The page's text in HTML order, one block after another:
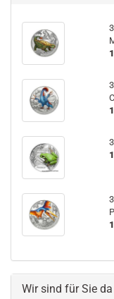
Wir sind für Sie da